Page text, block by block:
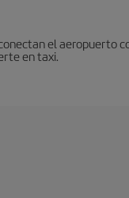
el aeropuerto
en taxi.